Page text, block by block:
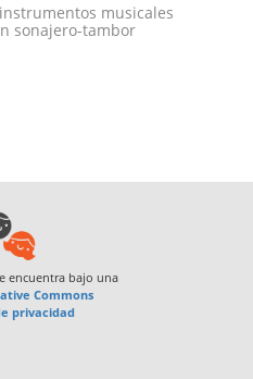
musicales
sonajero-tambor
encuentra bajo una
Commons
privacidad